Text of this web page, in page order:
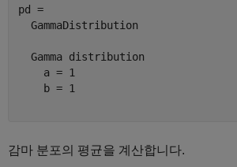
pd =
  GammaDistribution
  Gamma distribution
    a = 1
    b = 1
감마 분포의 평균을 계산합니다.